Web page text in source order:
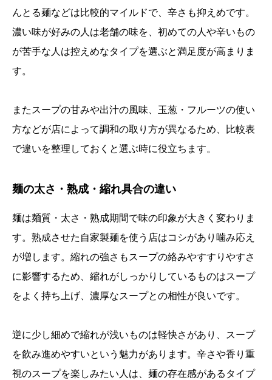
んとる麺などは比較的マイルドで、辛さも抑えめです。
濃い味が好みの人は老舗の味を、初めての人や辛いもの
が苦手な人は控えめなタイプを選ぶと満足度が高まりま
す。
またスープの甘みや出汁の風味、玉葱・フルーツの使い
方などが店によって調和の取り方が異なるため、比較表
で違いを整理しておくと選ぶ時に役立ちます。
麺の太さ・熟成・縮れ具合の違い
麺は麺質・太さ・熟成期間で味の印象が大きく変わりま
す。熟成させた自家製麺を使う店はコシがあり噛み応え
が増します。縮れの強さもスープの絡みやすすりやすさ
に影響するため、縮れがしっかりしているものはスープ
をよく持ち上げ、濃厚なスープとの相性が良いです。
逆に少し細めで縮れが浅いものは軽快さがあり、スープ
を飲み進めやすいという魅力があります。辛さや香り重
視のスープを楽しみたい人は、麺の存在感があるタイプ